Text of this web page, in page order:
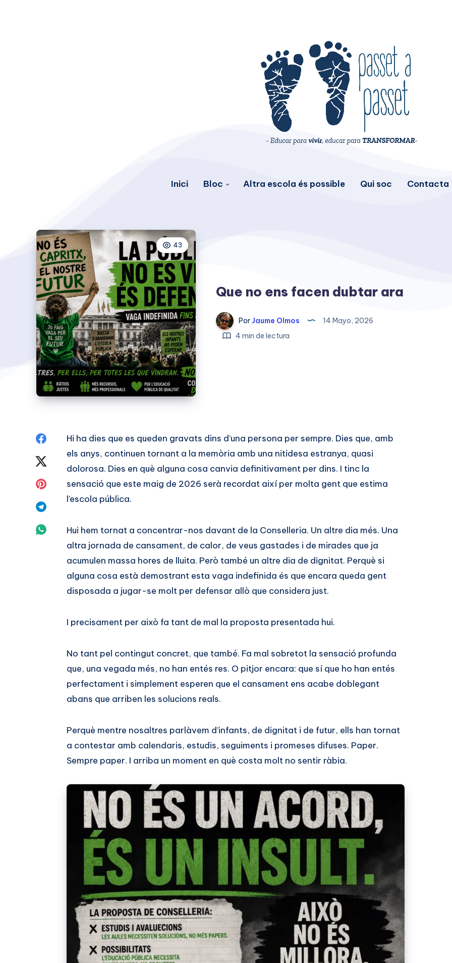
Inici Bloc Altra escola és possible Qui soc Contacta
43
Que no ens facen dubtar ara
PorJaume Olmos
14 Mayo, 2026
4 min de lectura
Compartir
Twitter
Compartir
Telegram
Compartir
Hi ha dies que es queden gravats dins d’una persona per sempre. Dies que, amb
els anys, continuen tornant a la memòria amb una nitidesa estranya, quasi
dolorosa. Dies en què alguna cosa canvia definitivament per dins. I tinc la
sensació que este maig de 2026 serà recordat així per molta gent que estima
l’escola pública.
Hui hem tornat a concentrar-nos davant de la Conselleria. Un altre dia més. Una
altra jornada de cansament, de calor, de veus gastades i de mirades que ja
acumulen massa hores de lluita. Però també un altre dia de dignitat. Perquè si
alguna cosa està demostrant esta vaga indefinida és que encara queda gent
disposada a jugar-se molt per defensar allò que considera just.
I precisament per això fa tant de mal la proposta presentada hui.
No tant pel contingut concret, que també. Fa mal sobretot la sensació profunda
que, una vegada més, no han entés res. O pitjor encara: que sí que ho han entés
perfectament i simplement esperen que el cansament ens acabe doblegant
abans que arriben les solucions reals.
Perquè mentre nosaltres parlàvem d’infants, de dignitat i de futur, ells han tornat
a contestar amb calendaris, estudis, seguiments i promeses difuses. Paper.
Sempre paper. I arriba un moment en què costa molt no sentir ràbia.